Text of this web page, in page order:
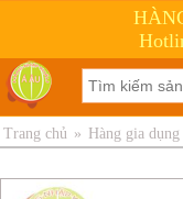
Trang chủ » Hàng gia dụng